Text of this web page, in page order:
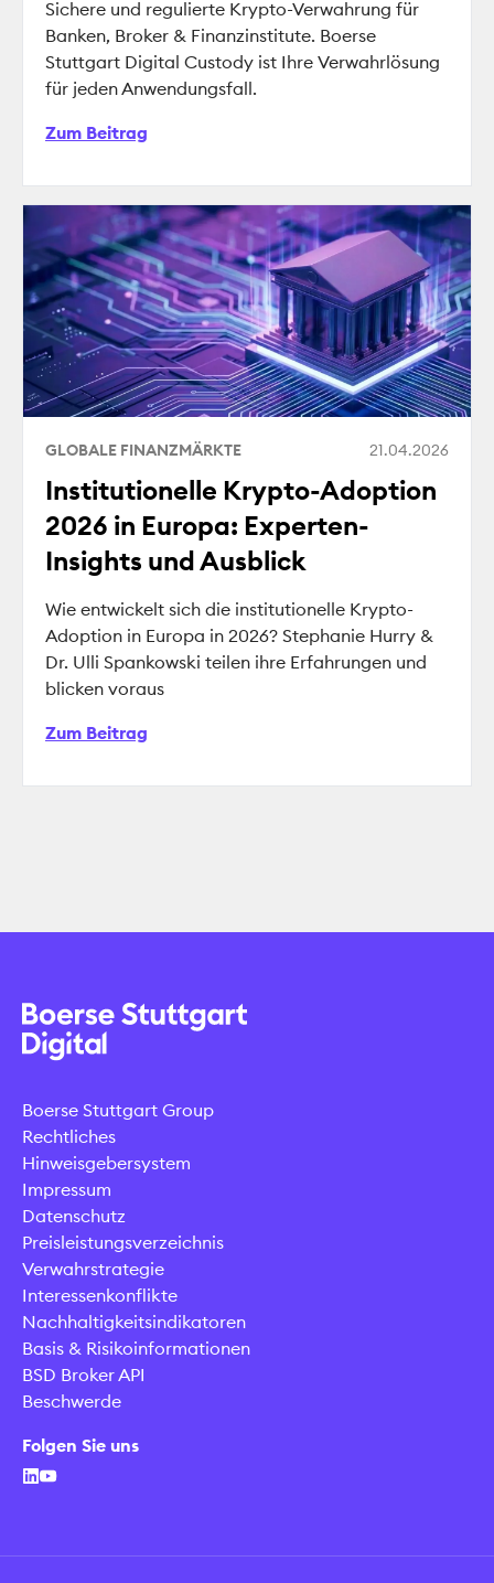
Sichere und regulierte Krypto-Verwahrung für
Banken, Broker & Finanzinstitute. Boerse
Stuttgart Digital Custody ist Ihre Verwahrlösung
für jeden Anwendungsfall.
Zum Beitrag
GLOBALE FINANZMÄRKTE 21.04.2026
Institutionelle Krypto-Adoption
2026 in Europa: Experten-
Insights und Ausblick
Wie entwickelt sich die institutionelle Krypto-
Adoption in Europa in 2026? Stephanie Hurry &
Dr. Ulli Spankowski teilen ihre Erfahrungen und
blicken voraus
Zum Beitrag
Boerse Stuttgart Group
Rechtliches
Hinweisgebersystem
Impressum
Datenschutz
Preisleistungsverzeichnis
Verwahrstrategie
Interessenkonflikte
Nachhaltigkeitsindikatoren
Basis & Risikoinformationen
BSD Broker API
Beschwerde
Folgen Sie uns